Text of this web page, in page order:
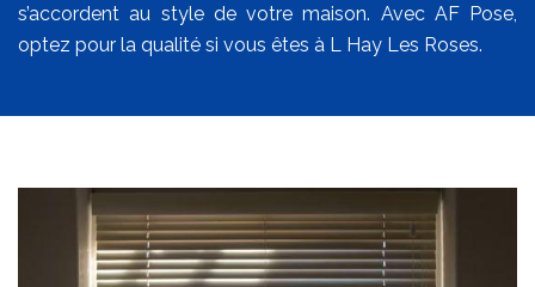
s’accordent au style de votre maison. Avec AF Pose,
optez pour la qualité si vous êtes à L Hay Les Roses.